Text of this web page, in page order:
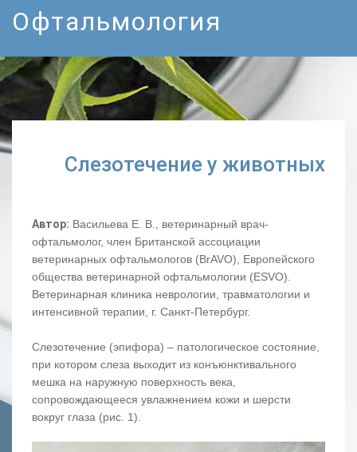
Офтальмология
Слезотечение у животных
Автор: Васильева Е. В., ветеринарный врач-
офтальмолог, член Британской ассоциации
ветеринарных офтальмологов (BrAVO), Европейского
общества ветеринарной офтальмологии (ESVO).
Ветеринарная клиника неврологии, травматологии и
интенсивной терапии, г. Санкт-Петербург.
Слезотечение (эпифора) – патологическое состояние,
при котором слеза выходит из конъюнктивального
мешка на наружную поверхность века,
сопровождающееся увлажнением кожи и шерсти
вокруг глаза (рис. 1).